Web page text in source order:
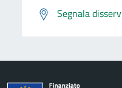
Segnala